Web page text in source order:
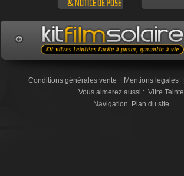
Conditions générales vente | Mentions legales |
Vous aimerez aussi : Vitre Teinte
Navigation Plan du site